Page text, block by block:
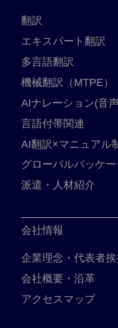
翻訳
エキスパート翻訳
多言語翻訳
機械翻訳（MTPE）
AIナレーション(音
言語付帯関連
AI翻訳×マニュアル
グローバルパッケー
派遣・人材紹介
会社情報
企業理念・代表者挨
会社概要・沿革
アクセスマップ